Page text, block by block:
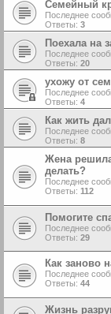
Семейный
Последнее
Ответы: 3
Поехала на
Последнее
Ответы: 20
ухожу от
Последнее
Ответы: 4
Как жить
Последнее
Ответы: 8
Жена
делать?
Последнее
Ответы: 112
Помогите
Последнее
Ответы: 29
Как заново
Последнее
Ответы: 44
Жизнь